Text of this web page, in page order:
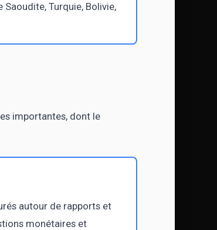
Saoudite, Turquie, Bolivie,
importantes, dont le
autour de rapports et
monétaires et